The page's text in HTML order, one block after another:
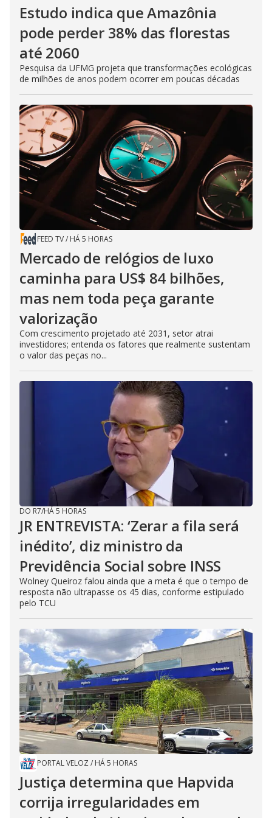
Estudo indica que Amazônia
pode perder 38% das florestas
até 2060
Pesquisa da UFMG projeta que transformações ecológicas
de milhões de anos podem ocorrer em poucas décadas
FEED TV/ HÁ 5 HORAS
Mercado de relógios de luxo
caminha para US$ 84 bilhões,
mas nem toda peça garante
valorização
Com crescimento projetado até 2031, setor atrai
investidores; entenda os fatores que realmente sustentam
o valor das peças no...
DO R7/HÁ 5 HORAS
JR ENTREVISTA: ‘Zerar a fila será
inédito’, diz ministro da
Previdência Social sobre INSS
Wolney Queiroz falou ainda que a meta é que o tempo de
resposta não ultrapasse os 45 dias, conforme estipulado
pelo TCU
PORTAL VELOZ / HÁ 5 HORAS
Justiça determina que Hapvida
corrija irregularidades em